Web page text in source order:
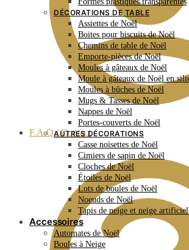
F.A.Q / Contact
DÉCORATIONS DE TABLE
Assiettes de Noël
Boites pour biscuits de Noël
Chemins de table de Noël
Emporte-pièces de Noël
Moules à gâteaux de Noël
Moule à gâteaux de Noël en
Moules à bûches de Noël
Mugs & Tasses de Noël
Nappes de Noël
Portes-couverts de Noël
AUTRES DÉCORATIONS
Casse noisettes de Noël
Cimiers de sapin de Noël
Cloches de Noël
Étoiles de Noël
Lots de boules de Noël
Noeuds de Noël
Tapis de neige et neige
Accessoires
Automates de Noël
Boules à Neige